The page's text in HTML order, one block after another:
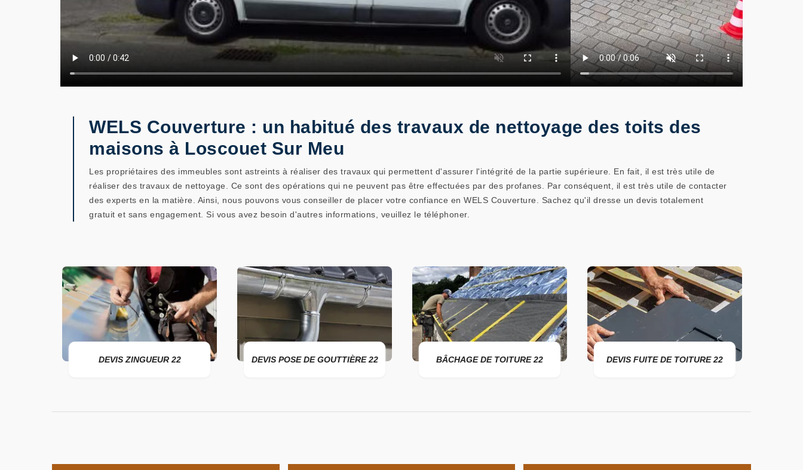
WELS Couverture : un habitué des travaux de nettoyage des toits des
maisons à Loscouet Sur Meu
Les propriétaires des immeubles sont astreints à réaliser des travaux qui permettent d'assurer l'intégrité de la partie supérieure. En fait, il est très utile de
réaliser des travaux de nettoyage. Ce sont des opérations qui ne peuvent pas être effectuées par des profanes. Par conséquent, il est très utile de contacter
des experts en la matière. Ainsi, nous pouvons vous conseiller de placer votre confiance en WELS Couverture. Sachez qu'il dresse un devis totalement
gratuit et sans engagement. Si vous avez besoin d'autres informations, veuillez le téléphoner.
DEVIS ZINGUEUR 22 DEVIS POSE DE GOUTTIÈRE 22 BÂCHAGE DE TOITURE 22 DEVIS FUITE DE TOITURE 22 ENTREPRISE DE TOITURE